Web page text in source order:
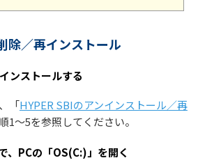
除／再インストール
ンストールする
「HYPER SBIのアンインストール／再
1～5を参照してください。
、PCの「OS(C:)」を開く